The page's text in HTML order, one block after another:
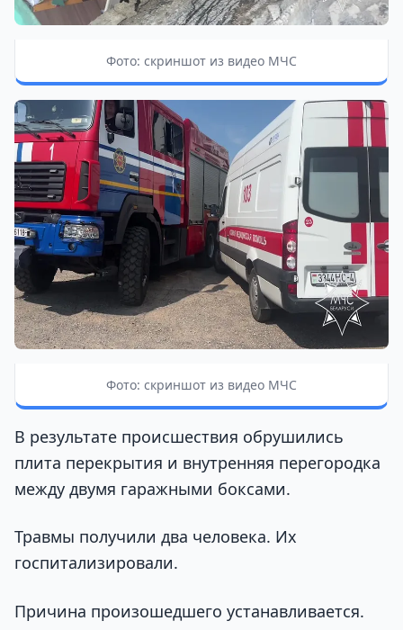
Фото: скриншот из видео МЧС
Фото: скриншот из видео МЧС
В результате происшествия обрушились
плита перекрытия и внутренняя перегородка
между двумя гаражными боксами.
Травмы получили два человека. Их
госпитализировали.
Причина произошедшего устанавливается.